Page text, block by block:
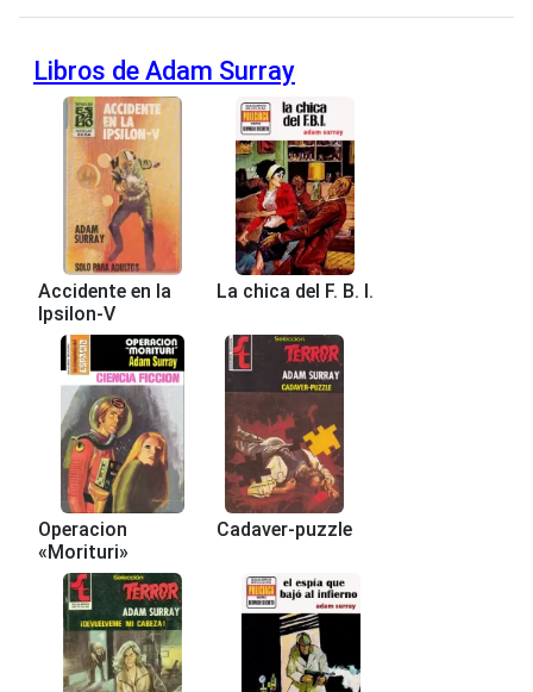
Libros de Adam Surray
Accidente en la
Ipsilon-V
La chica del F. B. I.
Operacion
«Morituri»
Cadaver-puzzle